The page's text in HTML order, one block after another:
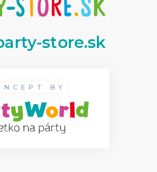
store.sk
BY